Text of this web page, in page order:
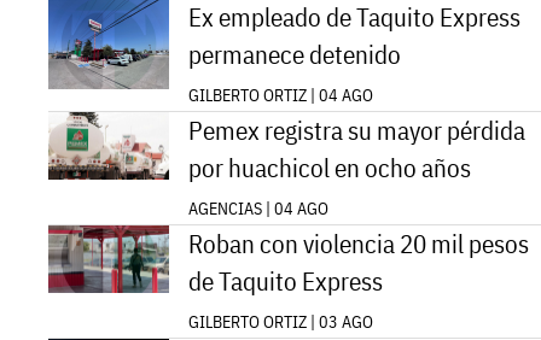
Ex empleado de Taquito Express
permanece detenido
GILBERTO ORTIZ | 04 AGO
Pemex registra su mayor pérdida
por huachicol en ocho años
AGENCIAS | 04 AGO
Roban con violencia 20 mil pesos
de Taquito Express
GILBERTO ORTIZ | 03 AGO